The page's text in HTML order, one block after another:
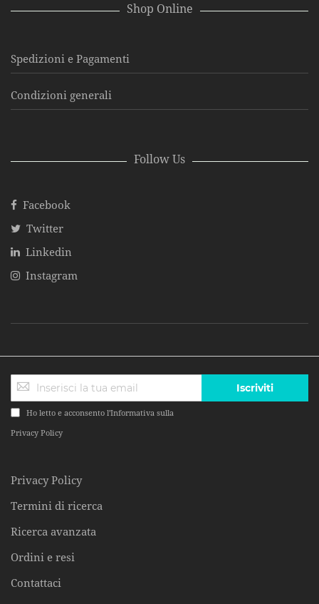
Shop Online
Spedizioni e Pagamenti
Condizioni generali
Follow Us
Facebook
Twitter
Linkedin
Instagram
Ho letto e acconsento l'Informativa sulla
Privacy Policy
Iscriviti
Privacy Policy
Termini di ricerca
Ricerca avanzata
Ordini e resi
Contattaci